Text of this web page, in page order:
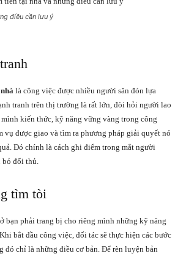
điều cần lưu ý
là công việc được nhiều người săn đón lựa
tranh trên thị trường là rất lớn, đòi hỏi người lao
kiến thức, kỹ năng vững vàng trong công
vụ được giao và tìm ra phương pháp giải quyết nó
Đó chính là cách ghi điểm trong mắt người
đối thủ.
tìm tòi
bạn phải trang bị cho riêng mình những kỹ năng
bắt đầu công việc, đối tác sẽ thực hiện các bước
đó chỉ là những điều cơ bản. Để rèn luyện bản